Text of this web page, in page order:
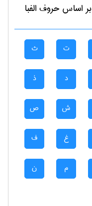
بر اساس حروف الفبا
ت ث
د ذ
ش ص
غ ف
م ن